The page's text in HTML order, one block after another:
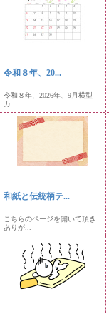
令和８年、20...
令和８年、2026年、9月横型
カ...
和紙と伝統柄テ...
こちらのページを開いて頂き
ありが...